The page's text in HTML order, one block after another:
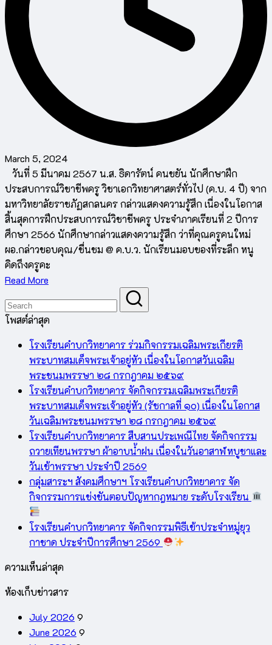
March 5, 2024
วันที่ 5 มีนาคม 2567 น.ส. ธิดารัตน์ คนขยัน นักศึกษาฝึก
ประสบการณ์วิชาชีพครู วิชาเอกวิทยาศาสตร์ทั่วไป (ค.บ. 4 ปี) จาก
มหาวิทยาลัยราชภัฏสกลนคร กล่าวแสดงความรู้สึก เนื่องในโอกาส
สิ้นสุดการฝึกประสบการณ์วิชาชีพครู ประจำภาคเรียนที่ 2 ปีการ
ศึกษา 2566 นักศึกษากล่าวแสดงความรู้สึก ว่าที่คุณครูคนใหม่
ผอ.กล่าวขอบคุณ/ชื่นชม @ ค.บ.ว. นักเรียนมอบของที่ระลึก หนู
คิดถึงครูคะ
Read More
โพสต์ล่าสุด
โรงเรียนคำบกวิทยาคาร ร่วมกิจกรรมเฉลิมพระเกียรติ
พระบาทสมเด็จพระเจ้าอยู่หัว เนื่องในโอกาสวันเฉลิม
พระชนมพรรษา ๒๘ กรกฎาคม ๒๕๖๙
โรงเรียนคำบกวิทยาคาร จัดกิจกรรมเฉลิมพระเกียรติ
พระบาทสมเด็จพระเจ้าอยู่หัว (รัชกาลที่ ๑๐) เนื่องในโอกาส
วันเฉลิมพระชนมพรรษา ๒๘ กรกฎาคม ๒๕๖๙
โรงเรียนคำบกวิทยาคาร สืบสานประเพณีไทย จัดกิจกรรม
ถวายเทียนพรรษา ผ้าอาบน้ำฝน เนื่องในวันอาสาฬหบูชาและ
วันเข้าพรรษา ประจำปี 2569
กลุ่มสาระฯ สังคมศึกษาฯ โรงเรียนคำบกวิทยาคาร จัด
กิจกรรมการแข่งขันตอบปัญหากฎหมาย ระดับโรงเรียน
โรงเรียนคำบกวิทยาคาร จัดกิจกรรมพิธีเข้าประจำหมู่ยุว
กาชาด ประจำปีการศึกษา 2569
ความเห็นล่าสุด
ห้องเก็บข่าวสาร
July 2026 9
June 2026 9